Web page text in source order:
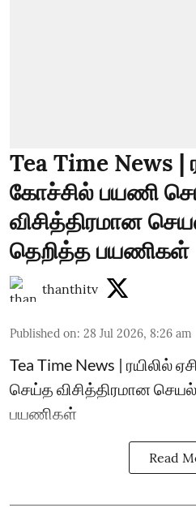
Tea Time News |
கோச்சில் பயணி
விசித்திரமான
தெறித்த பயணிகள்
thanthitv
Published on: 28 Jul 2026, 8:26 am
Tea Time News | ரயிலில்
செய்த விசித்திரமான
பயணிகள்
Read